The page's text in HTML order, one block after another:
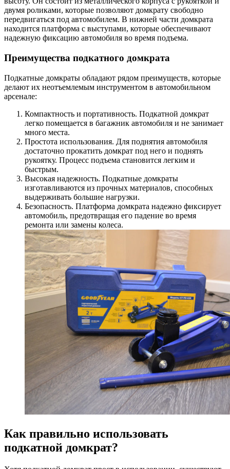
двумя роликами, которые позволяют домкрату свободно
передвигаться под автомобилем. В нижней части домкрата
находится платформа с выступами, которые обеспечивают
надежную фиксацию автомобиля во время подъема.
Преимущества подкатного домкрата
Подкатные домкраты обладают рядом преимуществ, которые
делают их неотъемлемым инструментом в автомобильном
арсенале:
Компактность и портативность. Подкатной домкрат
легко помещается в багажник автомобиля и не занимает
много места.
Простота использования. Для поднятия автомобиля
достаточно прокатить домкрат под него и поднять
рукоятку. Процесс подъема становится легким и
быстрым.
Высокая надежность. Подкатные домкраты
изготавливаются из прочных материалов, способных
выдерживать большие нагрузки.
Безопасность. Платформа домкрата надежно фиксирует
автомобиль, предотвращая его падение во время
ремонта или замены колеса.
Как правильно использовать
подкатной домкрат?